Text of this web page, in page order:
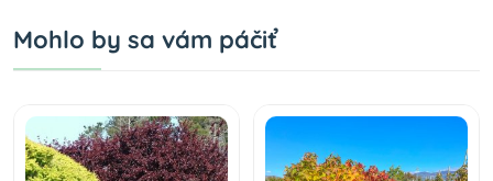
Mohlo by sa vám páčiť